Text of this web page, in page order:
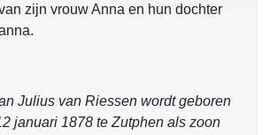
zijn vrouw Anna en hun dochter
Julius van Riessen wordt geboren
januari 1878 te Zutphen als zoon